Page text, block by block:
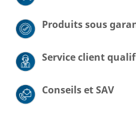
Produits sous
Service client
Conseils et SAV